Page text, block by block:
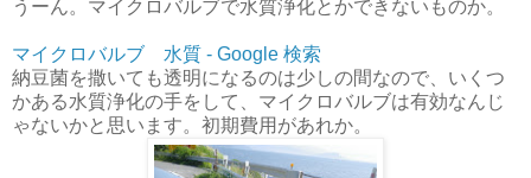
うーん。マイクロバルブで水質浄化とかできないものか。
マイクロバルブ 水質 - Google 検索
納豆菌を撒いても透明になるのは少しの間なので、いくつ
かある水質浄化の手をして、マイクロバルブは有効なんじ
ゃないかと思います。初期費用があれか。